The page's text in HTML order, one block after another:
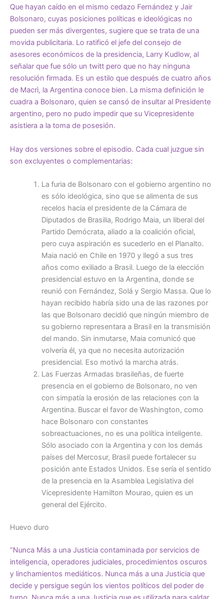
Que hayan caído en el mismo cedazo Fernández y Jair
Bolsonaro, cuyas posiciones políticas e ideológicas no
pueden ser más divergentes, sugiere que se trata de una
movida publicitaria. Lo ratificó el jefe del consejo de
asesores económicos de la presidencia, Larry Kudlow, al
señalar que fue sólo un twitt pero que no hay ninguna
resolución firmada. Es un estilo que después de cuatro años
de Macrì, la Argentina conoce bien. La misma definición le
cuadra a Bolsonaro, quien se cansó de insultar al Presidente
argentino, pero no pudo impedir que su Vicepresidente
asistiera a la toma de posesión.
Hay dos versiones sobre el episodio. Cada cual juzgue sin
son excluyentes o complementarias:
La furia de Bolsonaro con el gobierno argentino no
es sólo ideológica, sino que se alimenta de sus
recelos hacia el presidente de la Cámara de
Diputados de Brasilia, Rodrigo Maia, un liberal del
Partido Demócrata, aliado a la coalición oficial,
pero cuya aspiración es sucederlo en el Planalto.
Maia nació en Chile en 1970 y llegó a sus tres
años como exiliado a Brasil. Luego de la elección
presidencial estuvo en la Argentina, donde se
reunió con Fernández, Solá y Sergio Massa. Que lo
hayan recibido habría sido una de las razones por
las que Bolsonaro decidió que ningún miembro de
su gobierno representara a Brasil en la transmisión
del mando. Sin inmutarse, Maia comunicó que
volvería él, ya que no necesita autorización
presidencial. Eso motivó la marcha atrás.
Las Fuerzas Armadas brasileñas, de fuerte
presencia en el gobierno de Bolsonaro, no ven
con simpatía la erosión de las relaciones con la
Argentina. Buscar el favor de Washington, como
hace Bolsonaro con constantes
sobreactuaciones, no es una política inteligente.
Sólo asociado con la Argentina y con los demás
países del Mercosur, Brasil puede fortalecer su
posición ante Estados Unidos. Ese sería el sentido
de la presencia en la Asamblea Legislativa del
Vicepresidente Hamilton Mourao, quien es un
general del Ejército.
Huevo duro
“Nunca Más a una Justicia contaminada por servicios de
inteligencia, operadores judiciales, procedimientos oscuros
y linchamientos mediáticos. Nunca más a una Justicia que
decide y persigue según los vientos políticos del poder de